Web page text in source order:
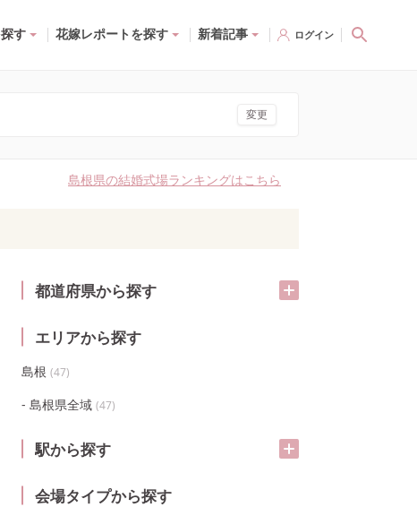
す 花嫁レポートを探す 新着記事 ログイン
変更
島根県の結婚式場ランキングはこちら
都道府県から探す
エリアから探す
島根 (47)
島根県全域 (47)
駅から探す
会場タイプから探す